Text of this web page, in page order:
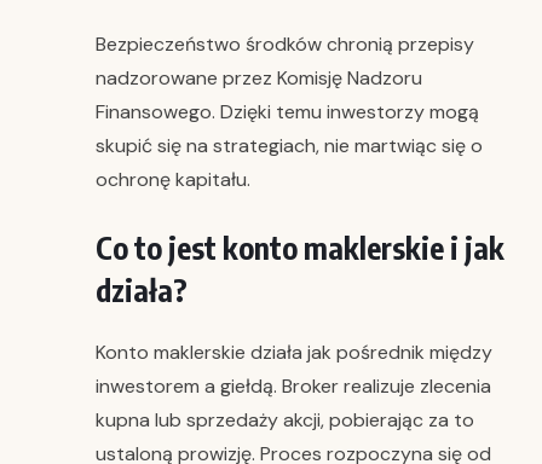
Bezpieczeństwo środków chronią przepisy
nadzorowane przez Komisję Nadzoru
Finansowego. Dzięki temu inwestorzy mogą
skupić się na strategiach, nie martwiąc się o
ochronę kapitału.
Co to jest konto maklerskie i jak
działa?
Konto maklerskie działa jak pośrednik między
inwestorem a giełdą. Broker realizuje zlecenia
kupna lub sprzedaży akcji, pobierając za to
ustaloną prowizję. Proces rozpoczyna się od